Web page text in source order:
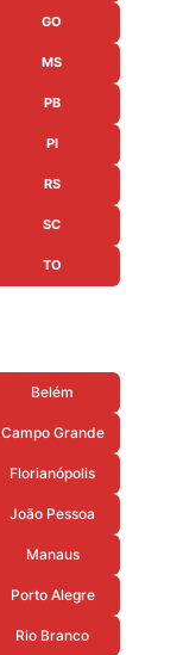
GO
MS
PB
PI
RS
SC
TO
Belém
Campo Grande
Florianópolis
João Pessoa
Manaus
Porto Alegre
Rio Branco